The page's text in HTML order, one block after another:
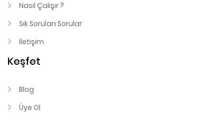
Nasıl Çalışır ?
Sık Sorulan Sorular
İletişim
Keşfet
Blog
Üye Ol